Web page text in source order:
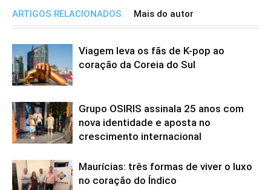
ARTIGOS RELACIONADOS Mais do autor
Viagem leva os fãs de K-pop ao
coração da Coreia do Sul
Grupo OSIRIS assinala 25 anos com
nova identidade e aposta no
crescimento internacional
Maurícias: três formas de viver o luxo
no coração do Índico